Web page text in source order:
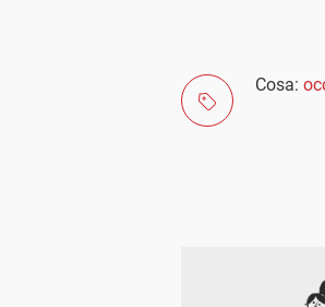
Cosa: